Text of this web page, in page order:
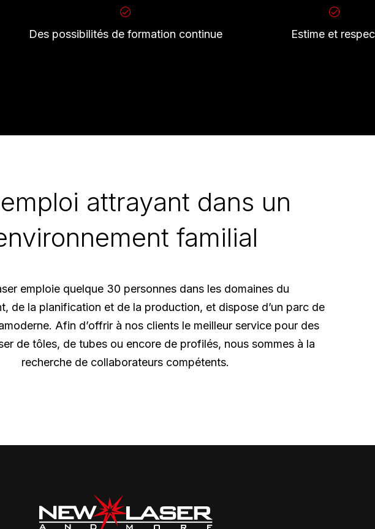
Des possibilités de formation continue Estime et
attrayant dans un
familial
emploie quelque 30 personnes dans les domaines du
de la planification et de la production, et dispose d’un parc de
Afin d’offrir à nos clients le meilleur service pour des
de tôles, de tubes ou encore de profilés, nous sommes à la
recherche de collaborateurs compétents.